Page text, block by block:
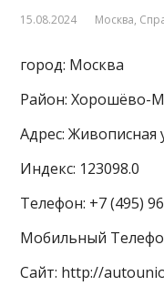
15.08.2024 Москва,
город: Москва
Район: Хорошёво-
Адрес: Живописная
Индекс: 123098.0
Телефон: +7 (495)
Мобильный
Сайт: http://